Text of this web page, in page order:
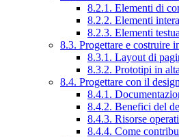
8.2.1. Elementi di
8.2.2. Elementi
8.2.3. Elementi
8.3. Progettare e costruire
8.3.1. Layout di
8.3.2. Prototipi in
8.4. Progettare con il
8.4.1.
8.4.2. Benefici del
8.4.3. Risorse
8.4.4. Come